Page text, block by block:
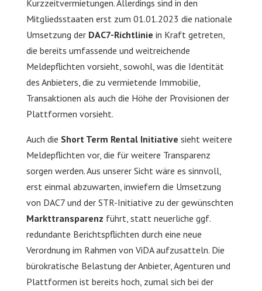
Kurzzeitvermietungen. Allerdings sind in den
Mitgliedsstaaten erst zum 01.01.2023 die nationale
Umsetzung der DAC7-Richtlinie in Kraft getreten,
die bereits umfassende und weitreichende
Meldepflichten vorsieht, sowohl, was die Identität
des Anbieters, die zu vermietende Immobilie,
Transaktionen als auch die Höhe der Provisionen der
Plattformen vorsieht.
Auch die Short Term Rental Initiative sieht weitere
Meldepflichten vor, die für weitere Transparenz
sorgen werden. Aus unserer Sicht wäre es sinnvoll,
erst einmal abzuwarten, inwiefern die Umsetzung
von DAC7 und der STR-Initiative zu der gewünschten
Markttransparenz führt, statt neuerliche ggf.
redundante Berichtspflichten durch eine neue
Verordnung im Rahmen von ViDA aufzusatteln. Die
bürokratische Belastung der Anbieter, Agenturen und
Plattformen ist bereits hoch, zumal sich bei der